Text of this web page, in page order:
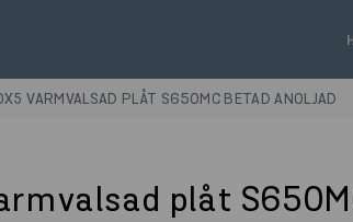
VARMVALSAD PLÅT S650MC BETAD ANOLJAD
plåt